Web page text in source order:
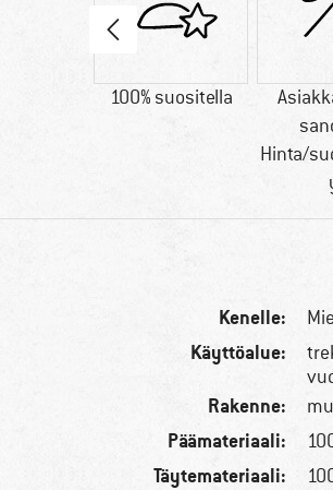
100% suositella
Hinta/
Kenelle:
Käyttöalue:
Rakenne:
Päämateriaali:
Täytemateriaali: